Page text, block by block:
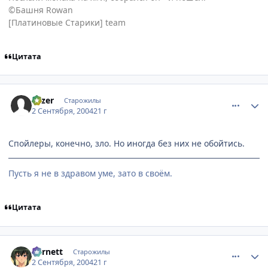
©Башня Rowan
[Платиновые Старики] team
Цитата
Fazer Старожилы
2 Сентября, 200421 г
Спойлеры, конечно, зло. Но иногда без них не обойтись.
Пусть я не в здравом уме, зато в своём.
Цитата
Barnett Старожилы
2 Сентября, 200421 г